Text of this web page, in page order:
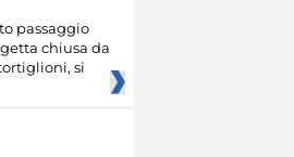
passaggio
chiusa da
si